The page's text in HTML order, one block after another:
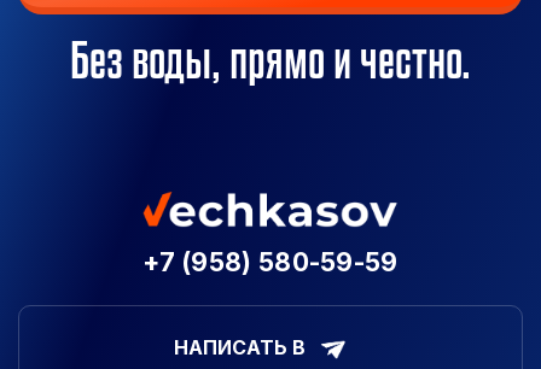
Без воды, прямо и честно.
+7 (958) 580-59-59
НАПИСАТЬ В